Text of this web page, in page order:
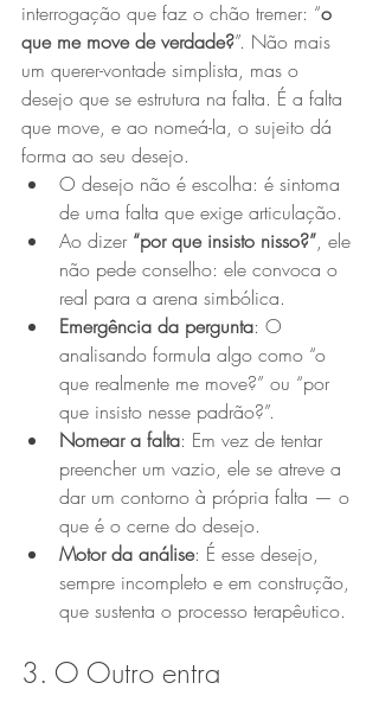
interrogação que faz o chão tremer: “o
que me move de verdade?”. Não mais
um querer-vontade simplista, mas o
desejo que se estrutura na falta. É a falta
que move, e ao nomeá-la, o sujeito dá
forma ao seu desejo.
O desejo não é escolha: é sintoma
de uma falta que exige articulação.
Ao dizer “por que insisto nisso?”, ele
não pede conselho: ele convoca o
real para a arena simbólica.
Emergência da pergunta: O
analisando formula algo como “o
que realmente me move?” ou “por
que insisto nesse padrão?”.
Nomear a falta: Em vez de tentar
preencher um vazio, ele se atreve a
dar um contorno à própria falta — o
que é o cerne do desejo.
Motor da análise: É esse desejo,
sempre incompleto e em construção,
que sustenta o processo terapêutico.
3. O Outro entra